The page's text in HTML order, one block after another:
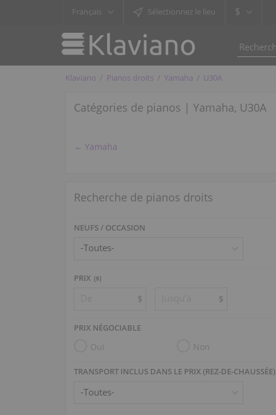
Français Sélectionnez le lieu $
Klaviano Pianos droits Yamaha U30A
Catégories de pianos | Yamaha, U30A
← Yamaha
Recherche de pianos droits
NEUFS / OCCASION
PRIX ($)
$ $
PRIX NÉGOCIABLE
Oui Non
TRANSPORT INCLUS DANS LE PRIX (REZ-DE-CHAUSSÉE)